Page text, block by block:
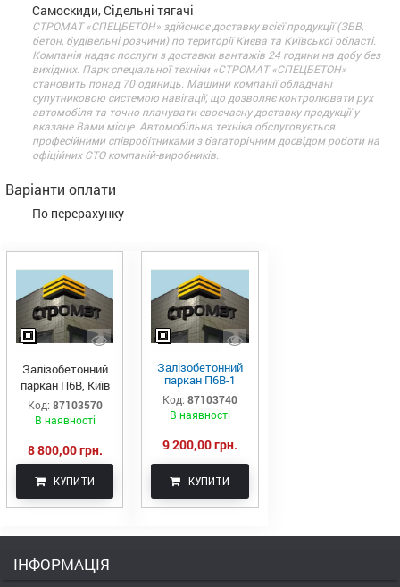
Самоскиди, Сідельні тягачі
СТРОМАТ «СПЕЦБЕТОН» здійснює доставку всієї продукції (ЗБВ,
бетон, будівельні розчини) по території Києва та Київської області.
Компанія надає послуги з доставки вантажів 24 години на добу без
вихідних. Парк спеціальної техніки «СТРОМАТ «СПЕЦБЕТОН»
становить понад 70 одиниць. Машини компанії обладнані
супутниковою системою навігації, що дозволяє контролювати рух
автомобіля та точно планувати своєчасну доставку продукції у
вказане Вами місце. Автомобільна техніка обслуговується
професійними співробітниками з багаторічним досвідом роботи на
офіційних СТО компаній-виробників.
Варіанти оплати
По перерахунку
Залізобетонний
паркан П6В, Київ
Код: 87103570
В наявності
8 800,00 грн.
КУПИТИ
Залізобетонний
паркан П6В-1
(Київ)
Код: 87103740
В наявності
9 200,00 грн.
КУПИТИ
ІНФОРМАЦІЯ